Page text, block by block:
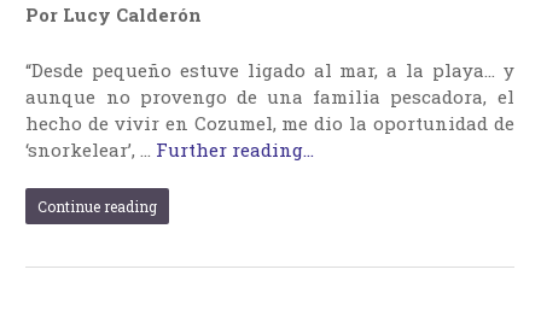
Por Lucy Calderón
“Desde pequeño estuve ligado al mar, a la playa… y
aunque no provengo de una familia pescadora, el
hecho de vivir en Cozumel, me dio la oportunidad de
‘snorkelear’, … Further reading...
Continue reading